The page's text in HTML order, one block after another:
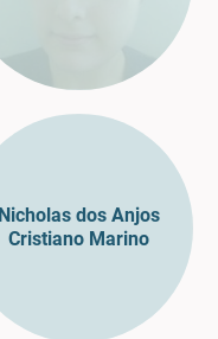
Nicholas dos Anjos
Cristiano Marino